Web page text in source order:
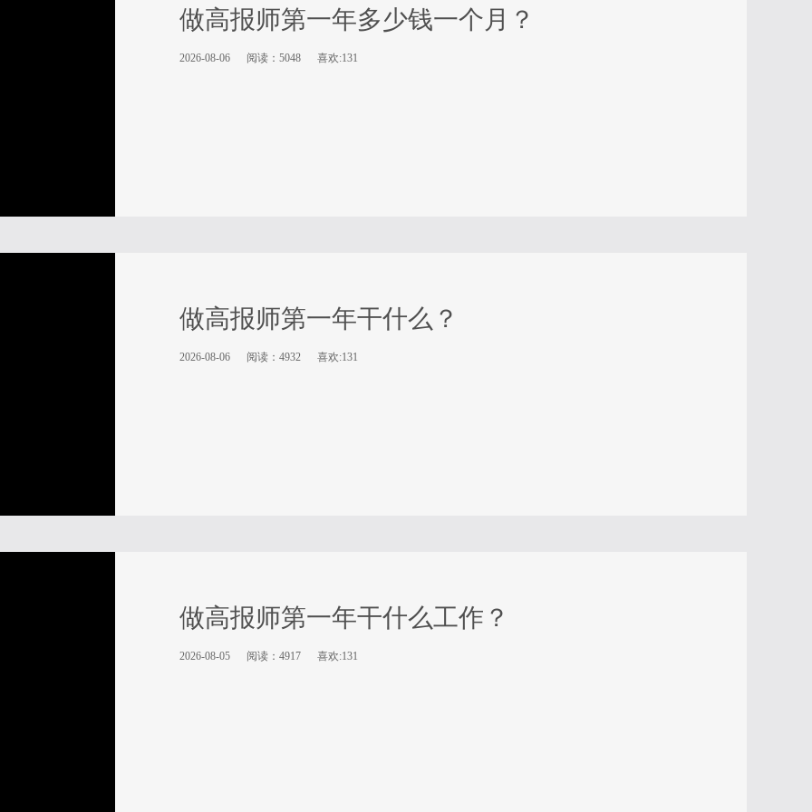
做高报师第一年多少钱一个月？
2026-08-06 阅读：5048 喜欢:131
做高报师第一年干什么？
2026-08-06 阅读：4932 喜欢:131
做高报师第一年干什么工作？
2026-08-05 阅读：4917 喜欢:131